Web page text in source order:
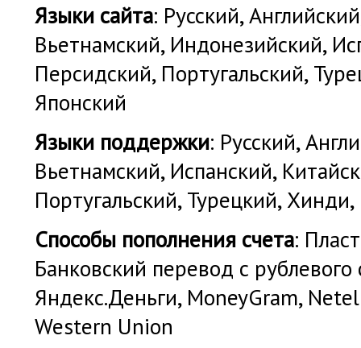
Языки сайта: Русский,
Вьетнамский, Индонезийский,
Персидский, Португальский,
Японский
Языки поддержки: Русский,
Вьетнамский, Испанский,
Португальский, Турецкий,
Cпособы пополнения счета:
Банковский перевод с рублевого
Яндекс.Деньги, MoneyGram,
Western Union